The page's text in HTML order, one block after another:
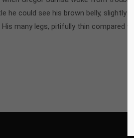
he could see his brown belly,
His many legs, pitifully thin compared